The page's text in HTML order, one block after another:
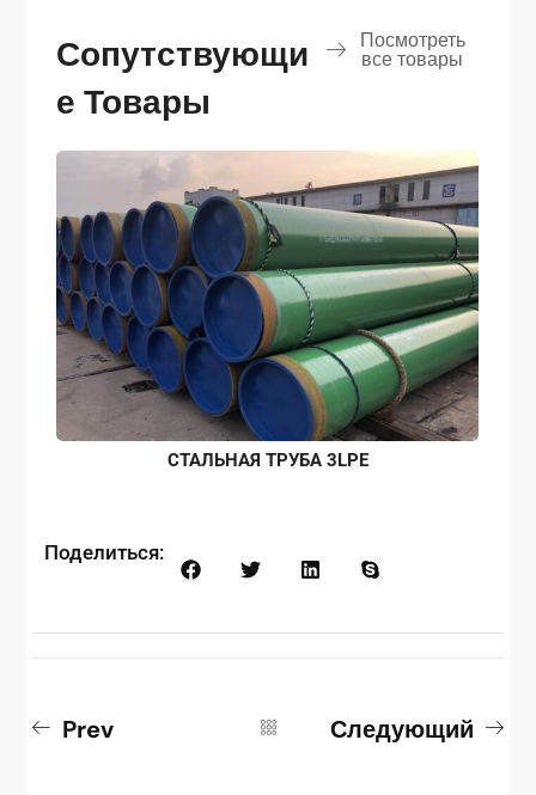
Сопутствующи
Е Товары
Посмотреть
все товары
СТАЛЬНАЯ ТРУБА 3LPE
Поделиться:
Prev Следующий